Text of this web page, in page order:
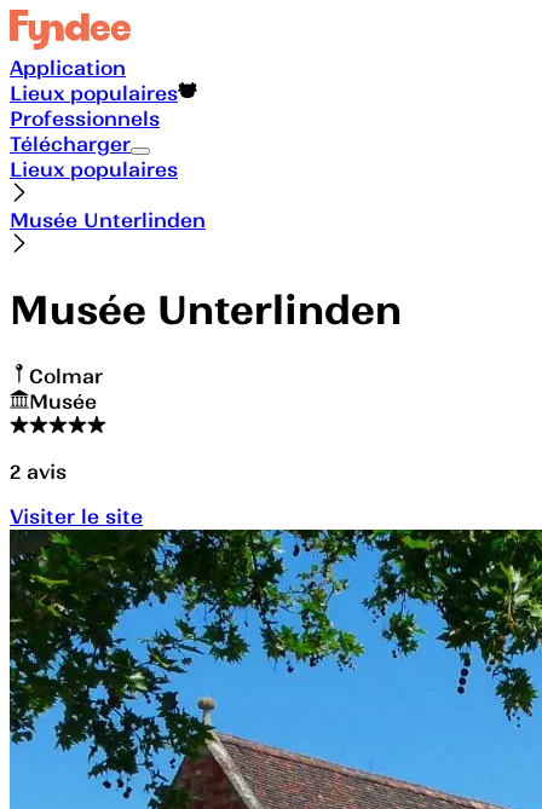
Application
Lieux populaires
Professionnels
Télécharger
Lieux populaires
Musée Unterlinden
Musée Unterlinden
Colmar
Musée
2 avis
Visiter le site